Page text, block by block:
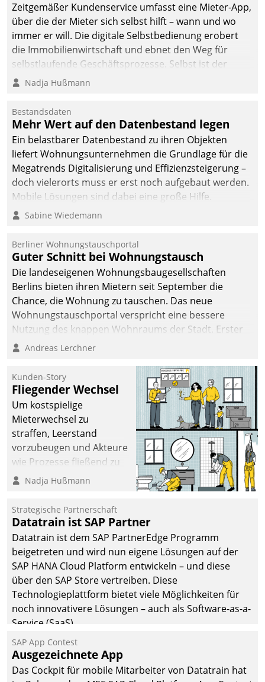
Zeitgemäßer Kundenservice umfasst eine Mieter-App,
über die der Mieter sich selbst hilft – wann und wo
immer er will. Die digitale Selbstbedienung erobert
die Immobilienwirtschaft und ebnet den Weg für
selbstlaufende Geschäftsprozesse. Selbst ist der
Kunde und smart der Serviceanbieter.
Nadja Hußmann
Bestandsdaten
Mehr Wert auf den Datenbestand legen
Ein belastbarer Datenbestand zu ihren Objekten
liefert Wohnungsunternehmen die Grundlage für die
Megatrends Digitalisierung und Effizienzsteigerung –
doch vielerorts muss er erst noch aufgebaut werden.
Mobile Lösungen sind dabei eine große Hilfe.
Sabine Wiedemann
Berliner Wohnungstauschportal
Guter Schnitt bei Wohnungstausch
Die landeseigenen Wohnungsbaugesellschaften
Berlins bieten ihren Mietern seit September die
Chance, die Wohnung zu tauschen. Das neue
Wohnungstauschportal verspricht eine bessere
Nutzung des knappen Wohnraums der Stadt. Erster
Anwendungsfall für Datatrains Lösung API-Hub mit
Unternehmen.
Andreas Lerchner
Kunden-Story
Fliegender Wechsel
Um kostspielige
Mieterwechsel zu
straffen, Leerstand
vorzubeugen und Akteure
wie Prozesse fließend zu
vernetzen, nutzt die
Jahresbeginn eine
Überblick, Einsicht und
Eingriff bietende Lösung.
Zur Entwicklung setzte
man auf
Cloudtechnologie,
bewährte und Startup-
Partner sowie erstmals
agile Projektmethoden.
Nadja Hußmann
Strategische Partnerschaft
Datatrain ist SAP Partner
Datatrain ist dem SAP PartnerEdge Programm
beigetreten und wird nun eigene Lösungen auf der
SAP HANA Cloud Platform entwickeln – und diese
über den SAP Store vertreiben. Diese
Technologieplattform bietet viele Möglichkeiten für
noch innovativere Lösungen – auch als Software-as-a-
Service (SaaS).
SAP App Contest
Ausgezeichnete App
Das Cockpit für mobile Mitarbeiter von Datatrain hat